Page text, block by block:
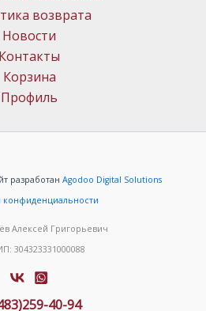
возврата
Новости
Контакты
Корзина
Профиль
разработан Agodoo Digital Solutions
конфиденциальности
Алексей Григорьевич
304323331000088
40-94